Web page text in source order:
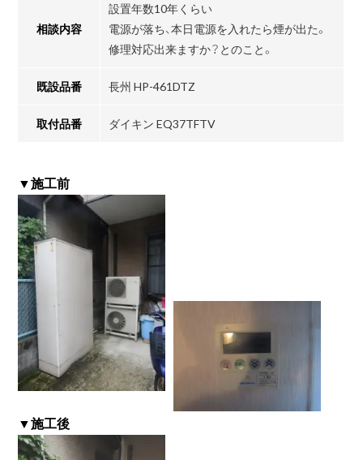
相談内容
設置年数10年くらい
電源が落ち、本日電源を入れたら煙が出た。
修理対応出来ますか？とのこと。
既設品番 長州 HP-461DTZ
取付品番 ダイキン EQ37TFTV
▼施工前
▼施工後